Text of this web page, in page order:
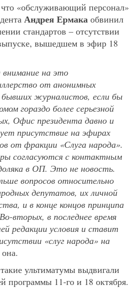
что «обслуживающий персонал»
Андрея Ермака обвинил
стандартов – отсутствии
вышедшем в эфир 18
на это
от анонимных
бывших журналистов, если бы
гораздо более серьезной
Офис президента давно и
присутствие на эфирах
от фракции «Слуга народа».
согласуются с контактным
в ОП. Это не новость.
вопросов относительно
депутатов, их личной
и в конце концов принципа
вторых, в последнее время
редакции условия и ставит
«слуг народа» на
ультиматумы выдвигали
программы 11-го и 18 октября.